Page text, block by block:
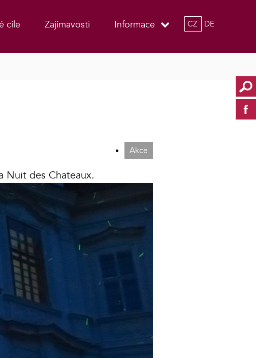
cíle Zajímavosti Informace CZ DE
Akce
Nuit des Chateaux.